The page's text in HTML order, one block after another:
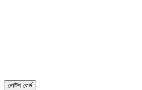
নোটিশ বোর্ড